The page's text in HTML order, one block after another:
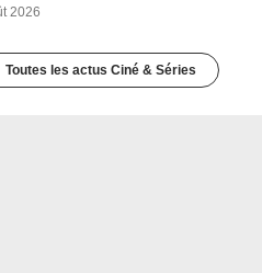
2026
Toutes les actus Ciné & Séries